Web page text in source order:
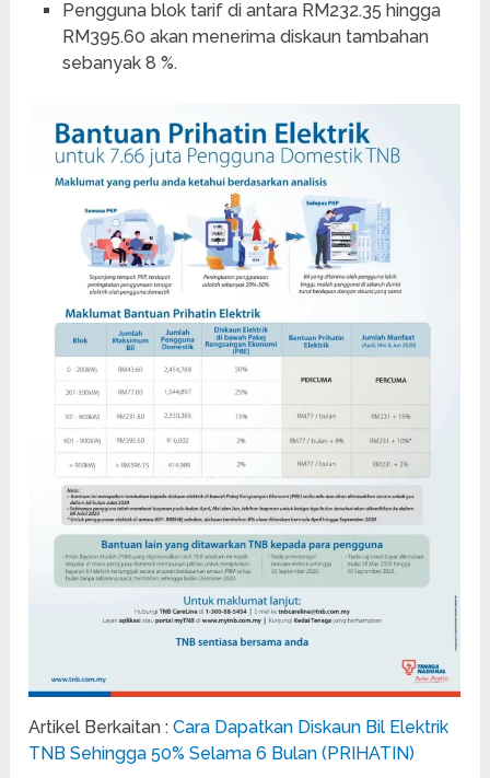
Pengguna blok tarif di antara RM232.35 hingga
RM395.60 akan menerima diskaun tambahan
sebanyak 8 %.
Artikel Berkaitan :Cara Dapatkan Diskaun Bil Elektrik
TNB Sehingga 50% Selama 6 Bulan (PRIHATIN)